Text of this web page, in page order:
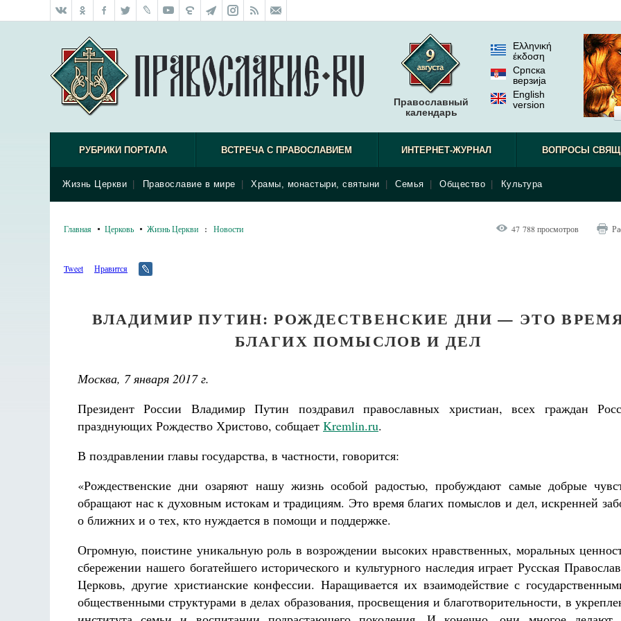
Православный
календарь
Ελληνική
έκδοση
Српска
верзиjа
English
version
РУБРИКИ ПОРТАЛА ВСТРЕЧА С ПРАВОСЛАВИЕМ ИНТЕРНЕТ-ЖУРНАЛ ВОПРОСЫ
Жизнь Церкви Православие в мире Храмы, монастыри, святыни Семья Общество Культура
Главная Церковь Жизнь Церкви : Новости 47 788 просмотров
Tweet Нравится
ВЛАДИМИР ПУТИН: РОЖДЕСТВЕНСКИЕ ДНИ — ЭТО
БЛАГИХ ПОМЫСЛОВ И ДЕЛ
Москва, 7 января 2017 г.
Президент России Владимир Путин поздравил православных христиан, всех граждан
празднующих Рождество Христово, собщает Kremlin.ru.
В поздравлении главы государства, в частности, говорится:
«Рождественские дни озаряют нашу жизнь особой радостью, пробуждают самые добрые
обращают нас к духовным истокам и традициям. Это время благих помыслов и дел, искренней
о ближних и о тех, кто нуждается в помощи и поддержке.
Огромную, поистине уникальную роль в возрождении высоких нравственных, моральных
сбережении нашего богатейшего исторического и культурного наследия играет Русская
Церковь, другие христианские конфессии. Наращивается их взаимодействие с
общественными структурами в делах образования, просвещения и благотворительности, в
Великомученик Георгий Победоносец.